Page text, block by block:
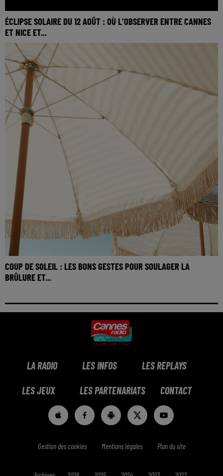
ÉCLIPSE SOLAIRE DU 12 AOÛT : OÙ L’OBSERVER ENTRE CANNES
ET NICE ET...
COUP DE SOLEIL : LES BONS GESTES POUR SOULAGER LA
BRÛLURE ET...
LA RADIO LES INFOS LES REPLAYS
LES JEUX LES PARTENARIATS CONTACT
Gestion des cookies Mentions légales Plan du site